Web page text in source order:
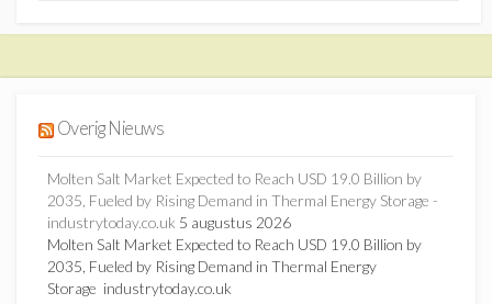
Overig Nieuws
Molten Salt Market Expected to Reach USD 19.0 Billion by
2035, Fueled by Rising Demand in Thermal Energy Storage -
industrytoday.co.uk 5 augustus 2026
Molten Salt Market Expected to Reach USD 19.0 Billion by
2035, Fueled by Rising Demand in Thermal Energy
Storage industrytoday.co.uk